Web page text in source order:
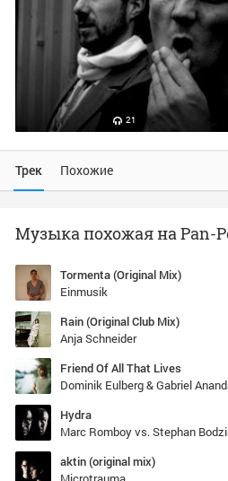
21
Трек Похожие
Tormenta (Original Mix)
Einmusik
Rain (Original Club Mix)
Anja Schneider
Friend Of All That Lives
Dominik Eulberg & Gabriel
Hydra
Marc Romboy vs. Stephan
aktin (original mix)